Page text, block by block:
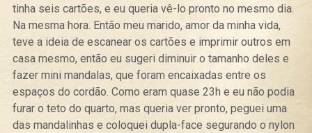
tinha seis cartões, e eu queria vê-lo pronto no mesmo dia.
Na mesma hora. Então meu marido, amor da minha vida,
teve a ideia de escanear os cartões e imprimir outros em
casa mesmo, então eu sugeri diminuir o tamanho deles e
fazer mini mandalas, que foram encaixadas entre os
espaços do cordão. Como eram quase 23h e eu não podia
furar o teto do quarto, mas queria ver pronto, peguei uma
das mandalinhas e coloquei dupla-face segurando o nylon